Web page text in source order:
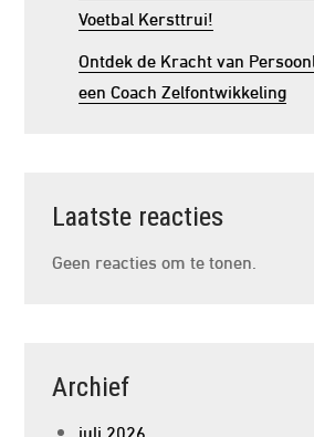
Voetbal Kersttrui!
Ontdek de Kracht van
een Coach Zelfontwikkeling
Laatste reacties
Geen reacties om te tonen.
Archief
juli 2026